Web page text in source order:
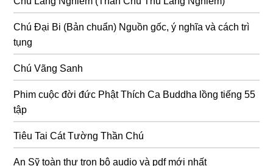
Chú Đại Bi (Bản chuẩn) Nguồn gốc, ý nghĩa và cách trì
tụng
Chú Vãng Sanh
Phim cuộc đời đức Phật Thích Ca Buddha lồng tiếng 55
tập
Tiêu Tai Cát Tường Thần Chú
An Sỹ toàn thư trọn bộ audio và pdf mới nhất